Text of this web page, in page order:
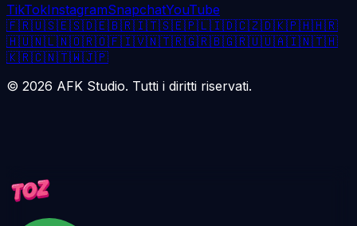
TikTokInstagramSnapchatYouTube
🇫🇷🇺🇸🇪🇸🇩🇪🇧🇷🇮🇹🇸🇪🇵🇱🇮🇩🇨🇿🇩🇰🇵🇭🇭🇷
🇭🇺🇳🇱🇳🇴🇷🇴🇫🇮🇻🇳🇹🇷🇬🇷🇧🇬🇷🇺🇺🇦🇮🇳🇹🇭
🇰🇷🇨🇳🇹🇼🇯🇵
© 2026 AFK Studio. Tutti i diritti riservati.